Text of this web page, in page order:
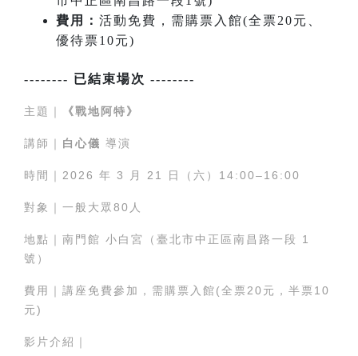
費用： 活動免費，需購票入館(全票20元、
優待票10元)
-------- 已結束場次 --------
主題｜ 《戰地阿特》
講師｜ 白心儀 導演
時間｜2026 年 3 月 21 日（六） 14:00–16:00
對象｜一般大眾80人
地點｜南門館 小白宮（臺北市中正區南昌路一段 1
號）
費用｜講座免費參加，需購票入館(全票20元，半票10
元)
影片介紹｜